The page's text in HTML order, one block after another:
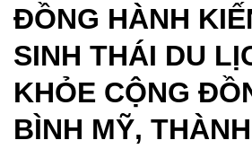
ĐỒNG HÀNH
SINH THÁI DU
KHỎE CỘNG
BÌNH MỸ,